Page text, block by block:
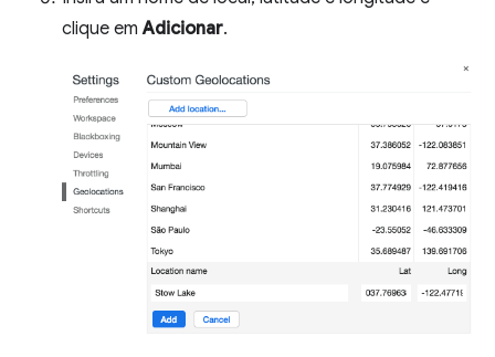
clique emAdicionar.